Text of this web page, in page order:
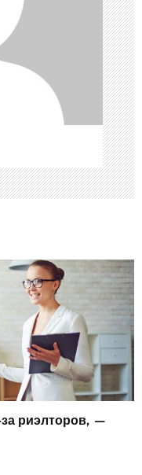
за риэлторов, —